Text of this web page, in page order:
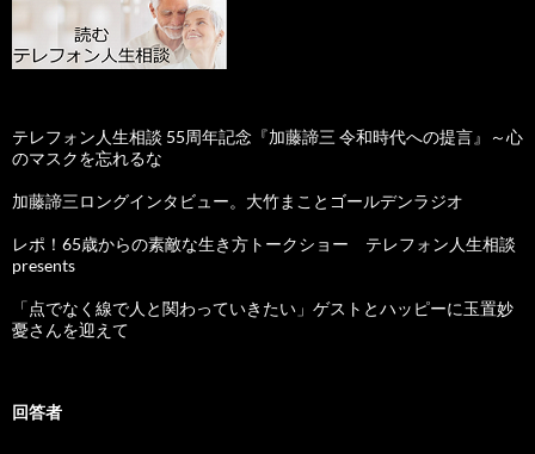
テレフォン人生相談 55周年記念『加藤諦三 令和時代への提言』～心
のマスクを忘れるな
加藤諦三ロングインタビュー。大竹まことゴールデンラジオ
レポ！65歳からの素敵な生き方トークショー テレフォン人生相談
presents
「点でなく線で人と関わっていきたい」ゲストとハッピーに玉置妙
憂さんを迎えて
回答者